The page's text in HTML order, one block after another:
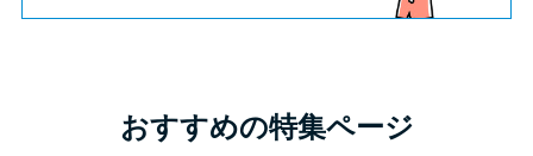
おすすめの特集ページ